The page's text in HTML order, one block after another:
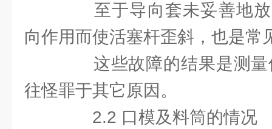
至于导向套未妥善地放
向作用而使活塞杆歪斜，也是常
这些故障的结果是测量
往怪罪于其它原因。
2.2 口模及料筒的情况